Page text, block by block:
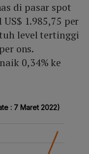
di pasar spot
1.985,75 per
level tertinggi
ons.
0,34% ke